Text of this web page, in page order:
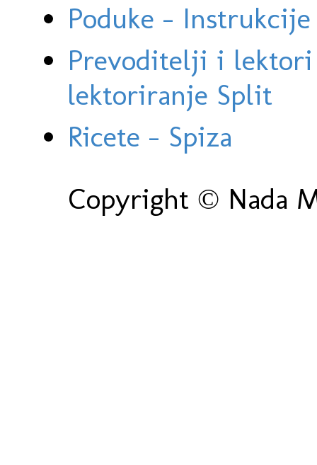
Poduke -
Prevoditelji i
lektoriranje Split
Ricete - Spiza
Copyright © Nada